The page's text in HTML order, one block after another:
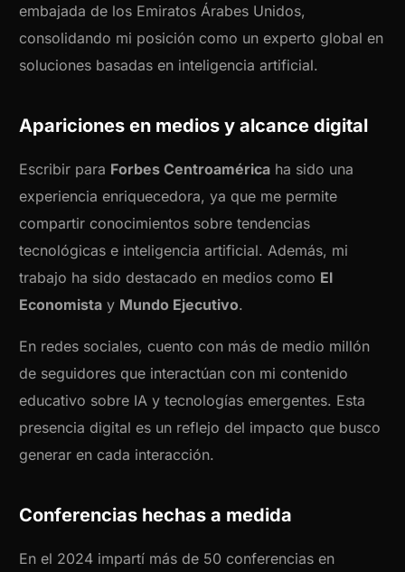
embajada de los Emiratos Árabes Unidos,
consolidando mi posición como un experto global en
soluciones basadas en inteligencia artificial.
Apariciones en medios y alcance digital
Escribir para Forbes Centroamérica ha sido una
experiencia enriquecedora, ya que me permite
compartir conocimientos sobre tendencias
tecnológicas e inteligencia artificial. Además, mi
trabajo ha sido destacado en medios como El
Economista y Mundo Ejecutivo.
En redes sociales, cuento con más de medio millón
de seguidores que interactúan con mi contenido
educativo sobre IA y tecnologías emergentes. Esta
presencia digital es un reflejo del impacto que busco
generar en cada interacción.
Conferencias hechas a medida
En el 2024 impartí más de 50 conferencias en